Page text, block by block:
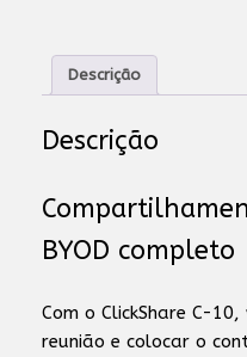
Descrição
Descrição
BYOD completo
Com o ClickShare C-
reunião e colocar o